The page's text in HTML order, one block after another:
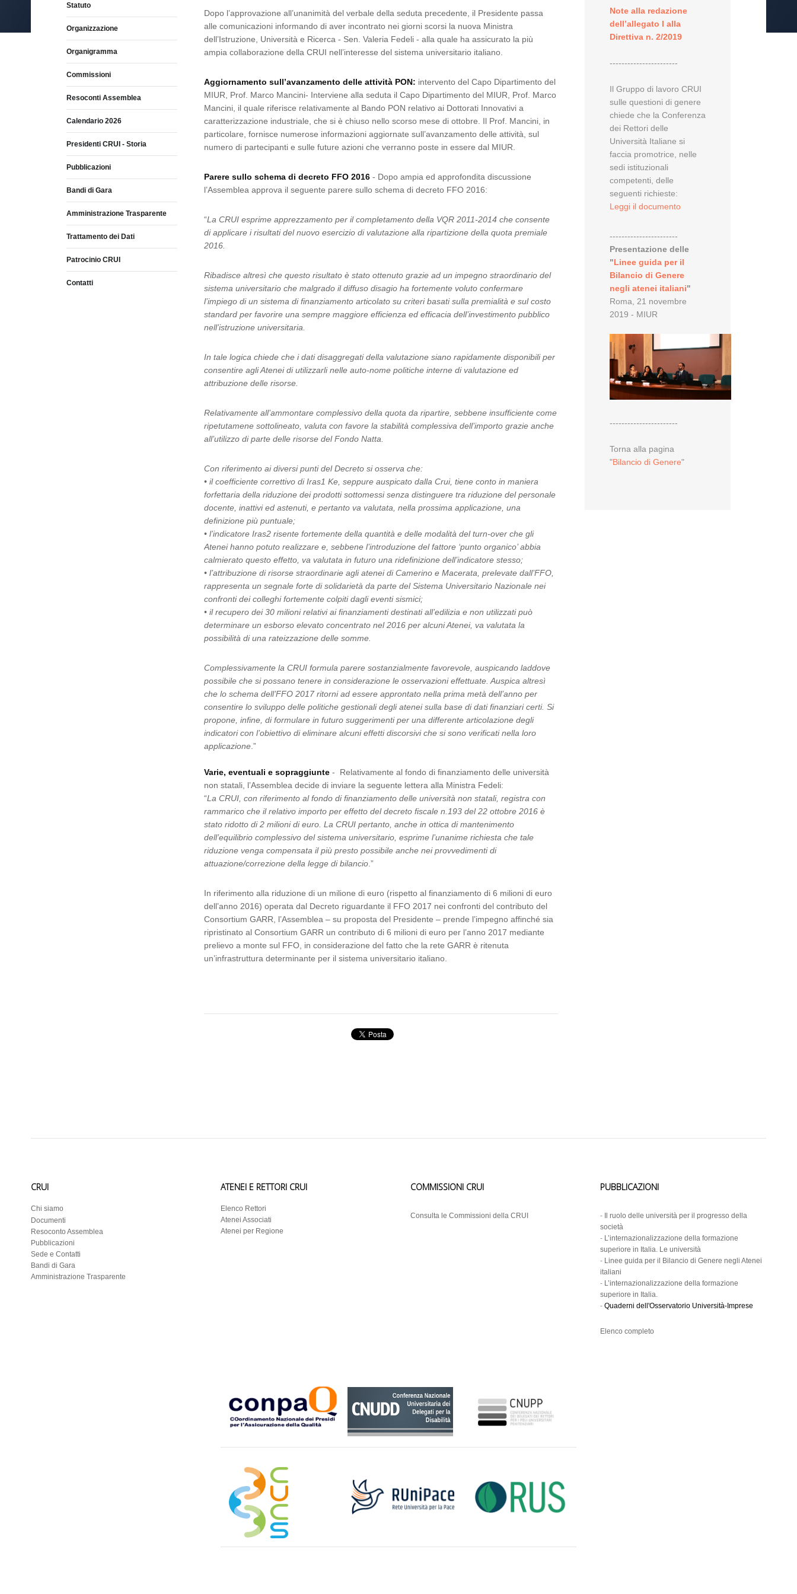
Dopo l’approvazione all’unanimità del verbale della seduta precedente, il Presidente passa
alle comunicazioni informando di aver incontrato nei giorni scorsi la nuova Ministra
dell’Istruzione, Università e Ricerca - Sen. Valeria Fedeli - alla quale ha assicurato la più
ampia collaborazione della CRUI nell’interesse del sistema universitario italiano.
Aggiornamento sull’avanzamento delle attività PON: intervento del Capo Dipartimento del
MIUR, Prof. Marco Mancini- Interviene alla seduta il Capo Dipartimento del MIUR, Prof. Marco
Mancini, il quale riferisce relativamente al Bando PON relativo ai Dottorati Innovativi a
caratterizzazione industriale, che si è chiuso nello scorso mese di ottobre. Il Prof. Mancini, in
particolare, fornisce numerose informazioni aggiornate sull’avanzamento delle attività, sul
numero di partecipanti e sulle future azioni che verranno poste in essere dal MIUR.
Parere sullo schema di decreto FFO 2016 - Dopo ampia ed approfondita discussione
l’Assemblea approva il seguente parere sullo schema di decreto FFO 2016:
“La CRUI esprime apprezzamento per il completamento della VQR 2011-2014 che consente
di applicare i risultati del nuovo esercizio di valutazione alla ripartizione della quota premiale
2016.
Ribadisce altresì che questo risultato è stato ottenuto grazie ad un impegno straordinario del
sistema universitario che malgrado il diffuso disagio ha fortemente voluto confermare
l’impiego di un sistema di finanziamento articolato su criteri basati sulla premialità e sul costo
standard per favorire una sempre maggiore efficienza ed efficacia dell’investimento pubblico
nell’istruzione universitaria.
In tale logica chiede che i dati disaggregati della valutazione siano rapidamente disponibili per
consentire agli Atenei di utilizzarli nelle auto-nome politiche interne di valutazione ed
attribuzione delle risorse.
Relativamente all’ammontare complessivo della quota da ripartire, sebbene insufficiente come
ripetutamene sottolineato, valuta con favore la stabilità complessiva dell’importo grazie anche
all’utilizzo di parte delle risorse del Fondo Natta.
Con riferimento ai diversi punti del Decreto si osserva che:
• il coefficiente correttivo di Iras1 Ke, seppure auspicato dalla Crui, tiene conto in maniera
forfettaria della riduzione dei prodotti sottomessi senza distinguere tra riduzione del personale
docente, inattivi ed astenuti, e pertanto va valutata, nella prossima applicazione, una
definizione più puntuale;
• l’indicatore Iras2 risente fortemente della quantità e delle modalità del turn-over che gli
Atenei hanno potuto realizzare e, sebbene l’introduzione del fattore ‘punto organico’ abbia
calmierato questo effetto, va valutata in futuro una ridefinizione dell’indicatore stesso;
• l’attribuzione di risorse straordinarie agli atenei di Camerino e Macerata, prelevate dall’FFO,
rappresenta un segnale forte di solidarietà da parte del Sistema Universitario Nazionale nei
confronti dei colleghi fortemente colpiti dagli eventi sismici;
• il recupero dei 30 milioni relativi ai finanziamenti destinati all’edilizia e non utilizzati può
determinare un esborso elevato concentrato nel 2016 per alcuni Atenei, va valutata la
possibilità di una rateizzazione delle somme.
Complessivamente la CRUI formula parere sostanzialmente favorevole, auspicando laddove
possibile che si possano tenere in considerazione le osservazioni effettuate. Auspica altresì
che lo schema dell’FFO 2017 ritorni ad essere approntato nella prima metà dell’anno per
consentire lo sviluppo delle politiche gestionali degli atenei sulla base di dati finanziari certi. Si
propone, infine, di formulare in futuro suggerimenti per una differente articolazione degli
indicatori con l’obiettivo di eliminare alcuni effetti discorsivi che si sono verificati nella loro
applicazione .”
Varie, eventuali e sopraggiunte - Relativamente al fondo di finanziamento delle università
non statali, l’Assemblea decide di inviare la seguente lettera alla Ministra Fedeli:
“La CRUI, con riferimento al fondo di finanziamento delle università non statali, registra con
rammarico che il relativo importo per effetto del decreto fiscale n.193 del 22 ottobre 2016 è
stato ridotto di 2 milioni di euro. La CRUI pertanto, anche in ottica di mantenimento
dell’equilibrio complessivo del sistema universitario, esprime l’unanime richiesta che tale
riduzione venga compensata il più presto possibile anche nei provvedimenti di
attuazione/correzione della legge di bilancio .”
In riferimento alla riduzione di un milione di euro (rispetto al finanziamento di 6 milioni di euro
dell’anno 2016) operata dal Decreto riguardante il FFO 2017 nei confronti del contributo del
Consortium GARR, l’Assemblea – su proposta del Presidente – prende l’impegno affinché sia
ripristinato al Consortium GARR un contributo di 6 milioni di euro per l’anno 2017 mediante
prelievo a monte sul FFO, in considerazione del fatto che la rete GARR è ritenuta
un’infrastruttura determinante per il sistema universitario italiano.
Statuto
Organizzazione
Organigramma
Commissioni
Resoconti Assemblea
Calendario 2026
Presidenti CRUI - Storia
Pubblicazioni
Bandi di Gara
Amministrazione Trasparente
Trattamento dei Dati
Patrocinio CRUI
Contatti
Note alla redazione
dell’allegato I alla
Direttiva n. 2/2019
-----------------------
Il Gruppo di lavoro CRUI
sulle questioni di genere
chiede che la Conferenza
dei Rettori delle
Università Italiane si
faccia promotrice, nelle
sedi istituzionali
competenti, delle
seguenti richieste:
Leggi il documento
-----------------------
Presentazione delle
"Linee guida per il
Bilancio di Genere
negli atenei italiani"
Roma, 21 novembre
2019 - MIUR
-----------------------
Torna alla pagina
"Bilancio di Genere"
CRUI
Chi siamo
Documenti
Resoconto Assemblea
Pubblicazioni
Sede e Contatti
Bandi di Gara
Amministrazione Trasparente
ATENEI E RETTORI CRUI
Elenco Rettori
Atenei Associati
Atenei per Regione
COMMISSIONI CRUI
Consulta le Commissioni della CRUI
PUBBLICAZIONI
-
Il ruolo delle università per il progresso della
società
- L’internazionalizzazione della formazione
superiore in Italia. Le università
- Linee guida per il Bilancio di Genere negli Atenei
italiani
- L’internazionalizzazione della formazione
superiore in Italia.
- Quaderni dell'Osservatorio Università-Imprese
Elenco completo